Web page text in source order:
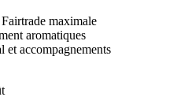
maximale
aromatiques
et accompagnements